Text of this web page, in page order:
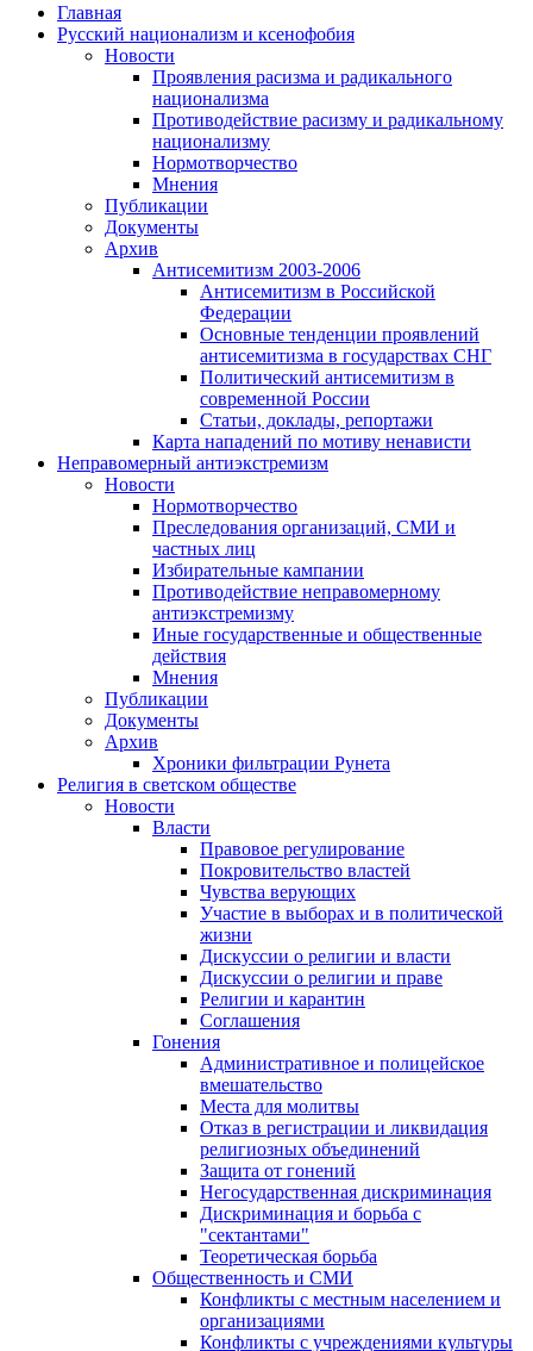
Главная
Русский национализм и ксенофобия
Новости
Проявления расизма и радикального
национализма
Противодействие расизму и радикальному
национализму
Нормотворчество
Мнения
Публикации
Документы
Архив
Антисемитизм 2003-2006
Антисемитизм в Российской
Федерации
Основные тенденции проявлений
антисемитизма в государствах СНГ
Политический антисемитизм в
современной России
Статьи, доклады, репортажи
Карта нападений по мотиву ненависти
Неправомерный антиэкстремизм
Новости
Нормотворчество
Преследования организаций, СМИ и
частных лиц
Избирательные кампании
Противодействие неправомерному
антиэкстремизму
Иные государственные и общественные
действия
Мнения
Публикации
Документы
Архив
Хроники фильтрации Рунета
Религия в светском обществе
Новости
Власти
Правовое регулирование
Покровительство властей
Чувства верующих
Участие в выборах и в политической
жизни
Дискуссии о религии и власти
Дискуссии о религии и праве
Религии и карантин
Соглашения
Гонения
Административное и полицейское
вмешательство
Места для молитвы
Отказ в регистрации и ликвидация
религиозных объединений
Защита от гонений
Негосударственная дискриминация
Дискриминация и борьба с
"сектантами"
Теоретическая борьба
Общественность и СМИ
Конфликты с местным населением и
организациями
Конфликты с учреждениями культуры